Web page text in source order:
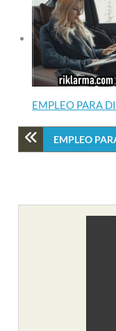
EMPLEO PARA
EMPLEO